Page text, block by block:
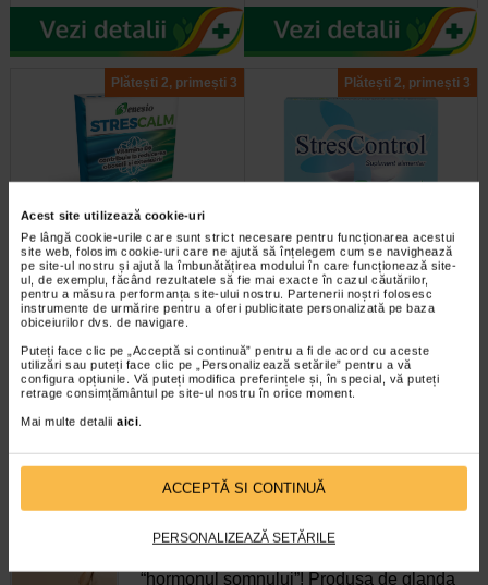
Acest site utilizează cookie-uri
Pe lângă cookie-urile care sunt strict necesare pentru funcționarea acestui
site web, folosim cookie-uri care ne ajută să înțelegem cum se navighează
pe site-ul nostru și ajută la îmbunătățirea modului în care funcționează site-
ul, de exemplu, făcând rezultatele să fie mai exacte în cazul căutărilor,
pentru a măsura performanța site-ului nostru. Partenerii noștri folosesc
instrumente de urmărire pentru a oferi publicitate personalizată pe baza
obiceiurilor dvs. de navigare.
Puteți face clic pe „Acceptă si continuă” pentru a fi de acord cu aceste
utilizări sau puteți face clic pe „Personalizează setările” pentru a vă
configura opțiunile. Vă puteți modifica preferințele și, în special, vă puteți
retrage consimțământul pe site-ul nostru în orice moment.
Mai multe detalii aici.
ACCEPTĂ SI CONTINUĂ
PERSONALIZEAZĂ SETĂRILE
Plătești 2, primești 3
Strescalm, 30 capsule,
BENESIO
Benesio Strescalm este un
supliment alimentar formulat cu
extracte vegetale valoroase si…
Plătești 2, primești 3
Strescontrol, 20 comprimate,
NATURALIS
Naturalis StresControl are in
Valeriana si Sunatoare…
ARTICOLE RECOMANDATE
Remedii naturiste
“hormonul somnului”! Produsa de glanda